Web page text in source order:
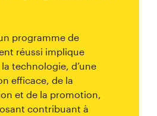
programme de
réussi implique
technologie, d’une
efficace, de la
et de la promotion,
contribuant à